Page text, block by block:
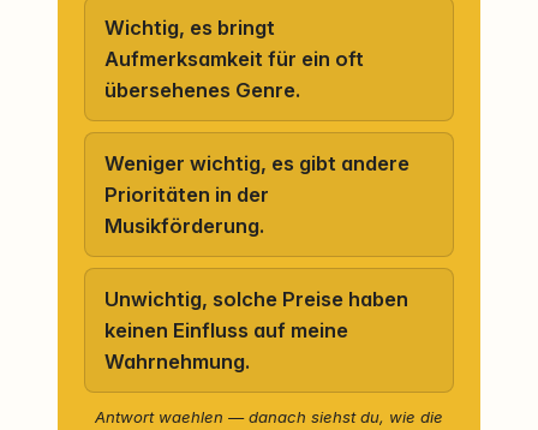
Wichtig, es bringt
Aufmerksamkeit für ein oft
übersehenes Genre.
Weniger wichtig, es gibt andere
Prioritäten in der
Musikförderung.
Unwichtig, solche Preise haben
keinen Einfluss auf meine
Wahrnehmung.
Antwort waehlen — danach siehst du, wie die